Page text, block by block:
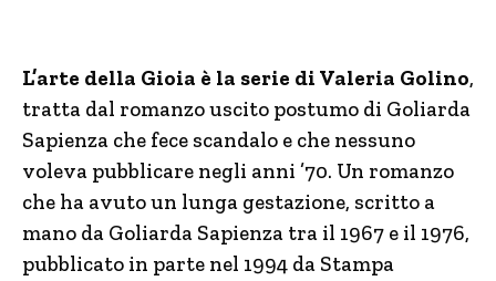
L’arte della Gioia è la serie di Valeria Golino,
tratta dal romanzo uscito postumo di Goliarda
Sapienza che fece scandalo e che nessuno
voleva pubblicare negli anni ’70. Un romanzo
che ha avuto un lunga gestazione, scritto a
mano da Goliarda Sapienza tra il 1967 e il 1976,
pubblicato in parte nel 1994 da Stampa